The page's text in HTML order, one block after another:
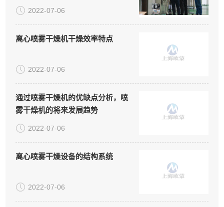
2022-07-06
离心喷雾干燥机干燥效率特点
2022-07-06
通过喷雾干燥机的优缺点分析，喷
雾干燥机的将来发展趋势
2022-07-06
离心喷雾干燥设备的结构系统
2022-07-06